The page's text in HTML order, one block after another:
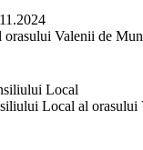
Valenii de
Local
Local al